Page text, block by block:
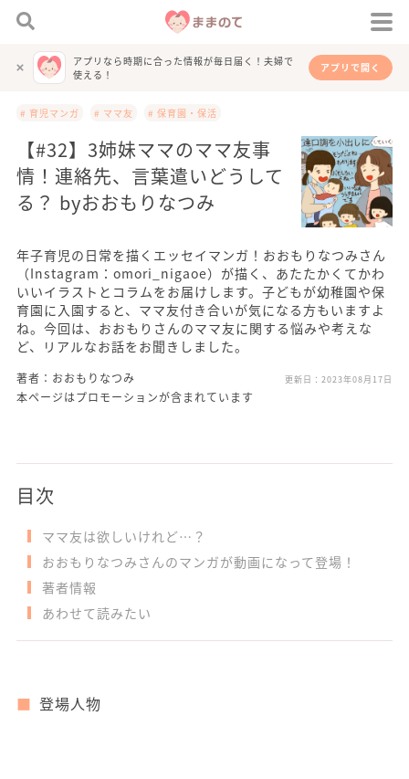
アプリなら時期に合った情報が毎日届く！夫婦で
使える！
アプリで開く
# 育児マンガ # ママ友 # 保育園・保活
【#32】3姉妹ママのママ友事
情！連絡先、言葉遣いどうして
る？ byおおもりなつみ
年子育児の日常を描くエッセイマンガ！おおもりなつみさん
（Instagram：omori_nigaoe）が描く、あたたかくてかわ
いいイラストとコラムをお届けします。子どもが幼稚園や保
育園に入園すると、ママ友付き合いが気になる方もいますよ
ね。今回は、おおもりさんのママ友に関する悩みや考えな
ど、リアルなお話をお聞きしました。
著者：おおもりなつみ 更新日： 2023年08月17日
本ページはプロモーションが含まれています
目次
ママ友は欲しいけれど…？
おおもりなつみさんのマンガが動画になって登場！
著者情報
あわせて読みたい
登場人物